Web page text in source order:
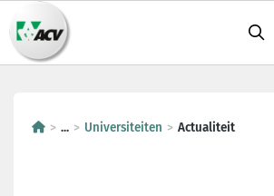
... Universiteiten Actualiteit